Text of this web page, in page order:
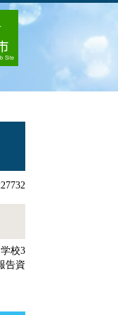
校3
告資